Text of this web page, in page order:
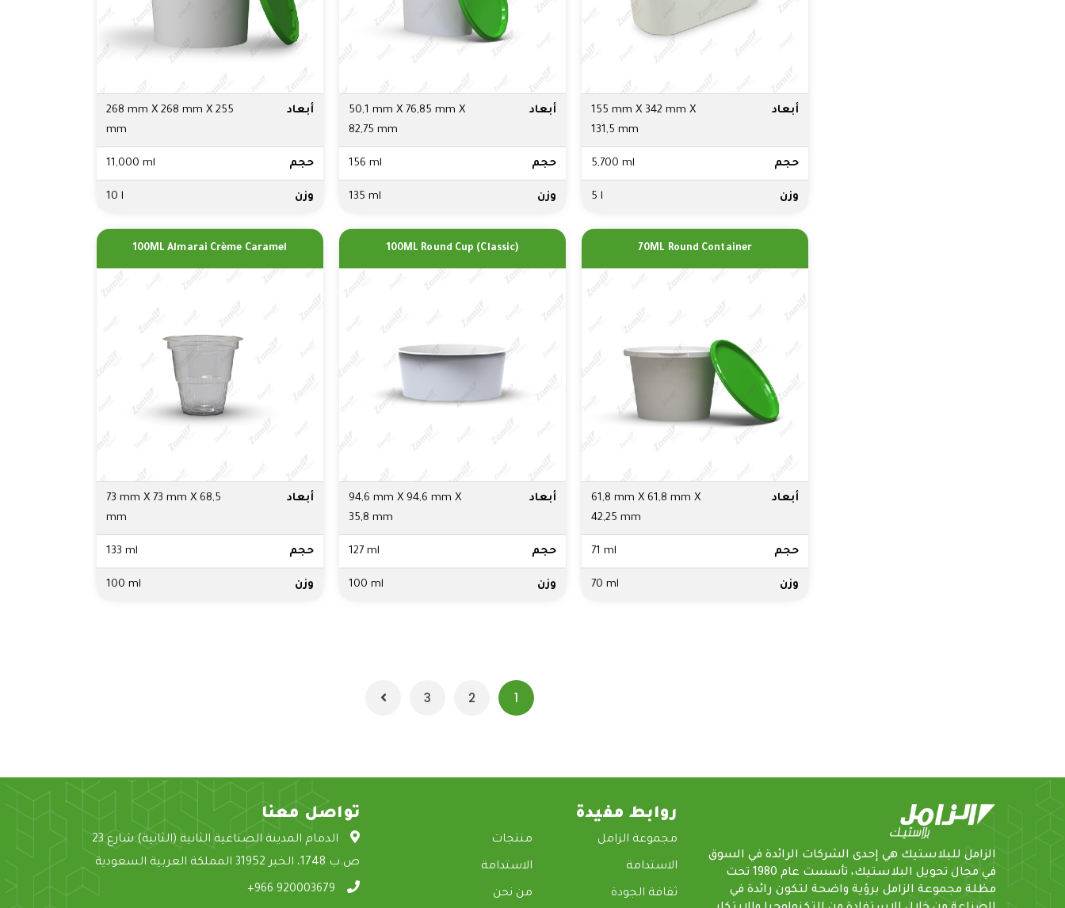
أبعاد
155 mm X 342 mm X
131,5 mm
حجم 5,700 ml
وزن 5 l
أبعاد
50,1 mm X 76,85 mm X
82,75 mm
حجم 156 ml
وزن 135 ml
أبعاد
268 mm X 268 mm X 255
mm
حجم 11,000 ml
وزن 10 l
70ML Round Container
أبعاد
61,8 mm X 61,8 mm X
42,25 mm
حجم 71 ml
وزن 70 ml
100ML Round Cup (Classic)
أبعاد
94,6 mm X 94,6 mm X
35,8 mm
حجم 127 ml
وزن 100 ml
100ML Almarai Crème Caramel
أبعاد
73 mm X 73 mm X 68,5
mm
حجم 133 ml
وزن 100 ml
1
2
3
الزامل للبلاستيك هي إحدى الشركات الرائدة في السوق
في مجال تحويل البلاستيك، تأسست عام 1980 تحت
مظلة مجموعة الزامل برؤية واضحة لتكون رائدة في
روابط مفيدة
مجموعة الزامل منتجات
الاستدامة الاستدامة
ثقافة الجودة من نحن
تواصل معنا
الدمام المدينة الصناعية الثانية (الثانية) شارع 23
ص.ب 1748، الخبر 31952 المملكة العربية السعودية
+966 920003679